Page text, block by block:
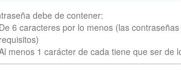
debe de contener:
6 caracteres por lo menos (las
menos 1 carácter de cada tiene que ser de